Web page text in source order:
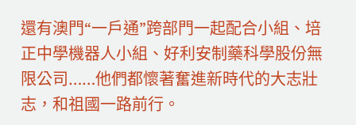
還有澳門“一戶通”跨部門一起配合小組、培
正中學機器人小組、好利安制藥科學股份無
限公司……他們都懷著奮進新時代的大志壯
志，和祖國一路前行。